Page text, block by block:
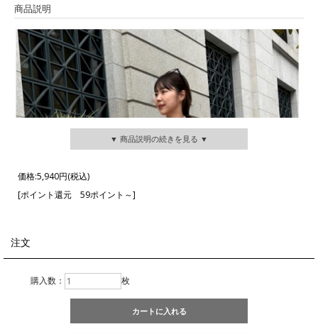
商品説明
▼ 商品説明の続きを見る ▼
価格:5,940円(税込)
[ポイント還元 59ポイント～]
注文
購入数： 枚